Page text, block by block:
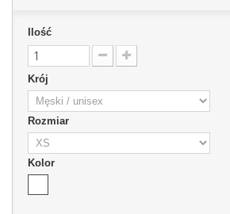
Ilość
Krój
Rozmiar
Kolor